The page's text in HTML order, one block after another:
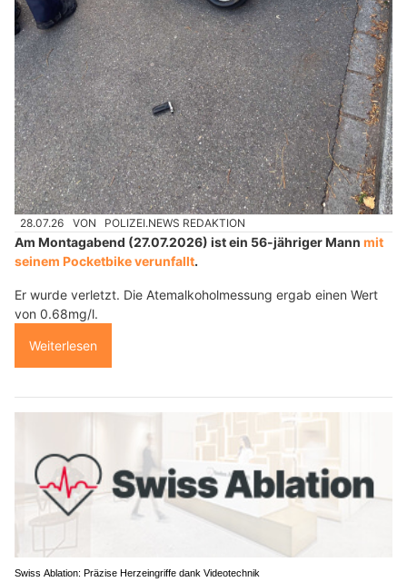
28.07.26 VON POLIZEI.NEWS REDAKTION
Am Montagabend (27.07.2026) ist ein 56-jähriger Mann mit
seinem Pocketbike verunfallt.
Er wurde verletzt. Die Atemalkoholmessung ergab einen Wert
von 0.68mg/l.
Weiterlesen
Swiss Ablation: Präzise Herzeingriffe dank Videotechnik